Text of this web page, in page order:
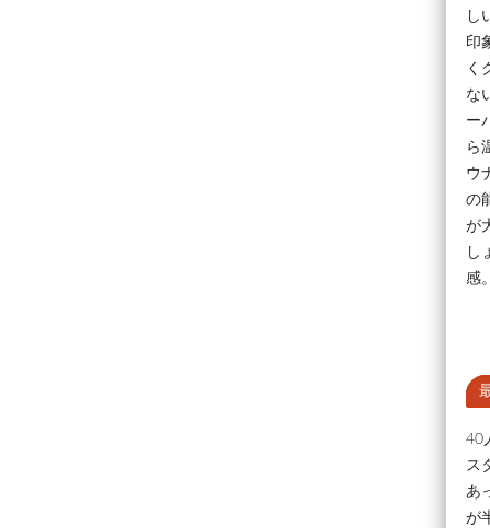
し
印
く
な
ー
ら
ウ
の
が
し
感
40
ス
あ
が